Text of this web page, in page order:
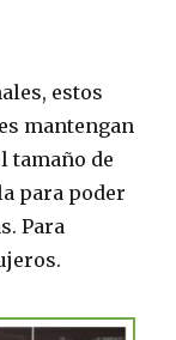
estos
mantengan
tamaño de
para poder
Para